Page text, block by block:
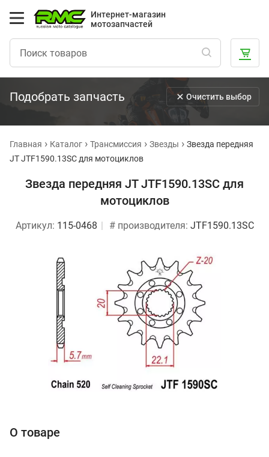
Интернет-магазин
мотозапчастей
Подобрать запчасть Очистить выбор
Главная Каталог Трансмиссия Звезды
Звезда передняя
JT JTF1590.13SC для мотоциклов
Звезда передняя JT JTF1590.13SC для
мотоциклов
Артикул: 115-0468 # производителя: JTF1590.13SC
О товаре